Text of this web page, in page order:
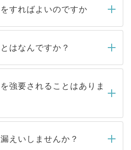
すればよいのですか
ましたら、弊社担当者がご
し、その後メールもしくは
営業日以内にはご連絡をせて
で、しばらくお待ちくださ
はなんですか？
で取り扱っている求人の
Webサイトからご覧いただ
求人」です。非公開求人は
って、一般には公開してい
けるため 人気のある医療機
強要されることはありま
要することは一切ありませ
応募先から内定をいただい
えいしませんか？